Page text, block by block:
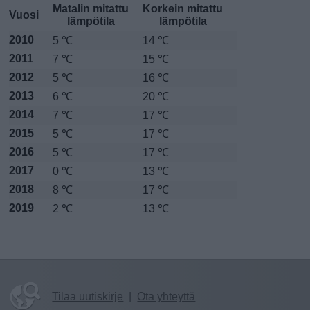
Vuosi
Matalin mitattu
lämpötila
Korkein mitattu
lämpötila
2010
5 ℃
14 ℃
2011
7 ℃
15 ℃
2012
5 ℃
16 ℃
2013
6 ℃
20 ℃
2014
7 ℃
17 ℃
2015
5 ℃
17 ℃
2016
5 ℃
17 ℃
2017
0 ℃
13 ℃
2018
8 ℃
17 ℃
2019
2 ℃ 13 ℃
Tilaa uutiskirje Ota yhteyttä